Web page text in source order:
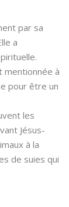
par sa
a
mentionnée à
pour être un
les
Jésus-
à la
de suies qui